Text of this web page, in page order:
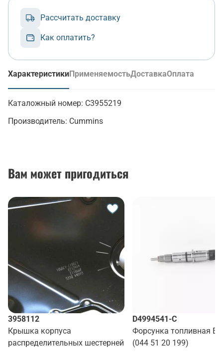
Рассчитать доставку
Как оплатить?
Характеристики
(активная вкладка)
ПрименяемостьДоставкаОплата
Каталожный номер: C3955219
Производитель: Cummins
Вам может пригодиться
3958112
Крышка корпуса
распределительных шестерней
D4994541-C
Форсунка топливная
(044 51 20 199)